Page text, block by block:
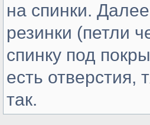
на спинки.
резинки (петли
спинку под
есть отверстия,
так.